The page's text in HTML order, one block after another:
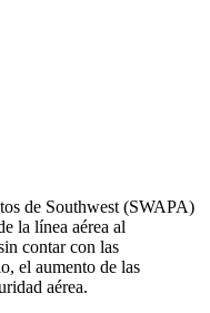
de Southwest (SWAPA)
la línea aérea al
contar con las
el aumento de las
aérea.